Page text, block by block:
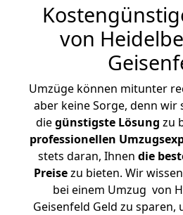
von
Umzüge können mitunter
aber keine Sorge, denn wir
diegünstigste Lösung zu
professionellen
stets daran, Ihnen die
Preisezu bieten. Wir
bei einem Umzug von
Geisenfeld Geld zu sparen,